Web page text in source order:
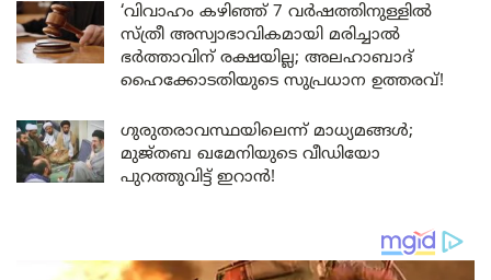
‘വിവാഹം കഴിഞ്ഞ് 7 വർഷത്തിനുള്ളിൽ
സ്ത്രീ അസ്വാഭാവികമായി മരിച്ചാൽ
ഭർത്താവിന് രക്ഷയില്ല; അലഹാബാദ്
ഹൈക്കോടതിയുടെ സുപ്രധാന ഉത്തരവ്!
ഗുരുതരാവസ്ഥയിലെന്ന് മാധ്യമങ്ങൾ;
മുജ്തബ ഖമേനിയുടെ വീഡിയോ
പുറത്തുവിട്ട് ഇറാൻ!